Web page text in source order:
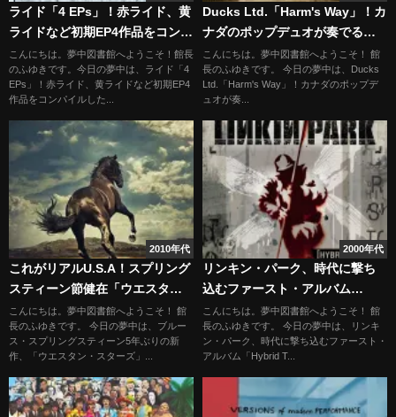
ライド「4 EPs」！赤ライド、黄
ライドなど初期EP4作品をコンパ
イルした限定盤
こんにちは。夢中図書館へようこそ！館長
のふゆきです。今日の夢中は、ライド「4
EPs」！赤ライド、黄ライドなど初期EP4
作品をコンパイルした...
Ducks Ltd.「Harm's Way」！カ
ナダのポップデュオが奏でる懐
かしきギターポップ
こんにちは。夢中図書館へようこそ！ 館
長のふゆきです。 今日の夢中は、Ducks
Ltd.「Harm's Way」！カナダのポップデ
ュオが奏...
2010年代
これがリアルU.S.A！スプリング
スティーン節健在「ウエスタ
ン・スターズ」
こんにちは。夢中図書館へようこそ！ 館
長のふゆきです。 今日の夢中は、ブルー
ス・スプリングスティーン5年ぶりの新
作、「ウエスタン・スターズ」...
2000年代
リンキン・パーク、時代に撃ち
込むファースト・アルバム
「Hybrid Theory」
こんにちは。夢中図書館へようこそ！ 館
長のふゆきです。 今日の夢中は、リンキ
ン・パーク、時代に撃ち込むファースト・
アルバム「Hybrid T...